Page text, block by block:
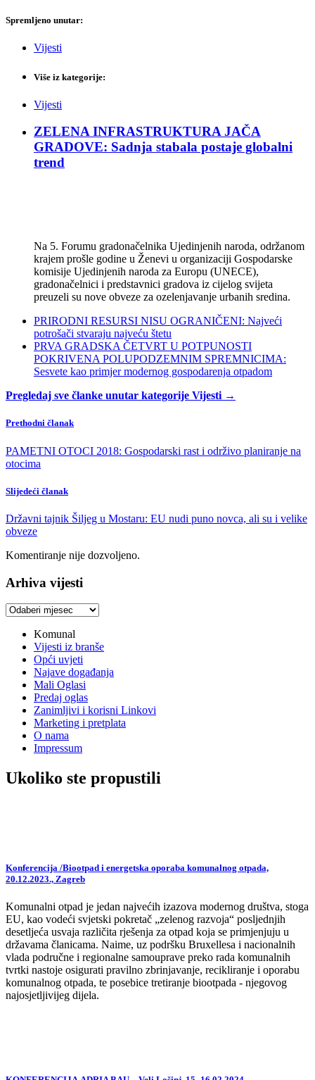
Spremljeno unutar:
Vijesti
Više iz kategorije:
Vijesti
ZELENA INFRASTRUKTURA JAČA
GRADOVE: Sadnja stabala postaje globalni
trend
Na 5. Forumu gradonačelnika Ujedinjenih naroda, održanom
krajem prošle godine u Ženevi u organizaciji Gospodarske
komisije Ujedinjenih naroda za Europu (UNECE),
gradonačelnici i predstavnici gradova iz cijelog svijeta
preuzeli su nove obveze za ozelenjavanje urbanih sredina.
PRIRODNI RESURSI NISU OGRANIČENI: Najveći
potrošači stvaraju najveću štetu
PRVA GRADSKA ČETVRT U POTPUNOSTI
POKRIVENA POLUPODZEMNIM SPREMNICIMA:
Sesvete kao primjer modernog gospodarenja otpadom
Pregledaj sve članke unutar kategorije Vijesti →
Prethodni članak
PAMETNI OTOCI 2018: Gospodarski rast i održivo planiranje na
otocima
Slijedeći članak
Državni tajnik Šiljeg u Mostaru: EU nudi puno novca, ali su i velike
obveze
Komentiranje nije dozvoljeno.
Arhiva vijesti
Arhiva
Komunal
Vijesti iz branše
Opći uvjeti
Najave događanja
Mali Oglasi
Predaj oglas
Zanimljivi i korisni Linkovi
Marketing i pretplata
O nama
Impressum
Ukoliko ste propustili
Konferencija /Biootpad i energetska oporaba komunalnog otpada,
20.12.2023., Zagreb
Komunalni otpad je jedan najvećih izazova modernog društva, stoga
EU, kao vodeći svjetski pokretač „zelenog razvoja“ posljednjih
desetljeća usvaja različita rješenja za otpad koja se primjenjuju u
državama članicama. Naime, uz podršku Bruxellesa i nacionalnih
vlada područne i regionalne samouprave preko rada komunalnih
tvrtki nastoje osigurati pravilno zbrinjavanje, recikliranje i oporabu
komunalnog otpada, te posebice tretiranje biootpada - njegovog
najosjetljivijeg dijela.